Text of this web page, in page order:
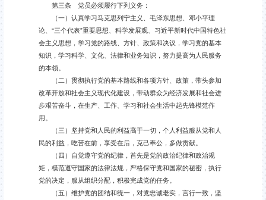
第三条 党员必须履行下列义务：
（一）认真学习马克思列宁主义、毛泽东思想、邓小平理
论、“三个代表”重要思想、科学发展观、习近平新时代中国特色社
会主义思想，学习党的路线、方针、政策和决议，学习党的基本
知识，学习科学、文化、法律和业务知识，努力提高为人民服务
的本领。
（二）贯彻执行党的基本路线和各项方针、政策，带头参加
改革开放和社会主义现代化建设，带动群众为经济发展和社会进
步艰苦奋斗，在生产、工作、学习和社会生活中起先锋模范作
用。
（三）坚持党和人民的利益高于一切，个人利益服从党和人
民的利益，吃苦在前，享受在后，克己奉公，多做贡献。
（四）自觉遵守党的纪律，首先是党的政治纪律和政治规
矩，模范遵守国家的法律法规，严格保守党和国家的秘密，执行
党的决定，服从组织分配，积极完成党的任务。
（五）维护党的团结和统一，对党忠诚老实，言行一致，坚